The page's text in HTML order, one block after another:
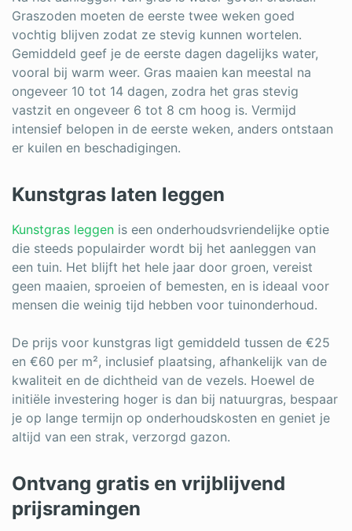
Graszoden moeten de eerste twee weken goed
vochtig blijven zodat ze stevig kunnen wortelen.
Gemiddeld geef je de eerste dagen dagelijks water,
vooral bij warm weer. Gras maaien kan meestal na
ongeveer 10 tot 14 dagen, zodra het gras stevig
vastzit en ongeveer 6 tot 8 cm hoog is. Vermijd
intensief belopen in de eerste weken, anders ontstaan
er kuilen en beschadigingen.
Kunstgras laten leggen
Kunstgras leggen is een onderhoudsvriendelijke optie
die steeds populairder wordt bij het aanleggen van
een tuin. Het blijft het hele jaar door groen, vereist
geen maaien, sproeien of bemesten, en is ideaal voor
mensen die weinig tijd hebben voor tuinonderhoud.
De prijs voor kunstgras ligt gemiddeld tussen de €25
en €60 per m², inclusief plaatsing, afhankelijk van de
kwaliteit en de dichtheid van de vezels. Hoewel de
initiële investering hoger is dan bij natuurgras, bespaar
je op lange termijn op onderhoudskosten en geniet je
altijd van een strak, verzorgd gazon.
Ontvang gratis en vrijblijvend
prijsramingen